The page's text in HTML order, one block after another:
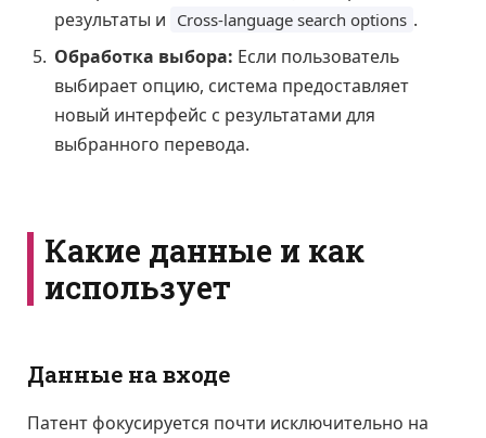
результаты и Cross-language search options .
Обработка выбора: Если пользователь
выбирает опцию, система предоставляет
новый интерфейс с результатами для
выбранного перевода.
Какие данные и как
использует
Данные на входе
Патент фокусируется почти исключительно на